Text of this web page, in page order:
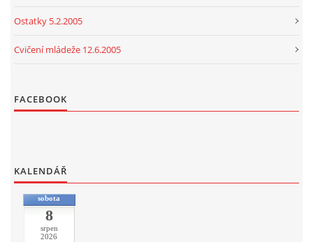
Ostatky 5.2.2005
Cvičení mládeže 12.6.2005
FACEBOOK
KALENDÁŘ
sobota
8
srpen
2026